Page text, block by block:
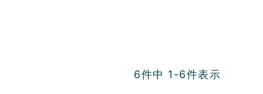
6件中 1 -6件表示